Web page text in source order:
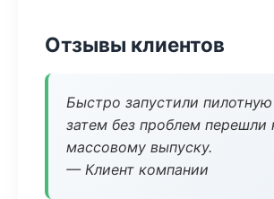
Отзывы клиентов
Быстро запустили
затем без проблем перешли
массовому выпуску.
— Клиент компании